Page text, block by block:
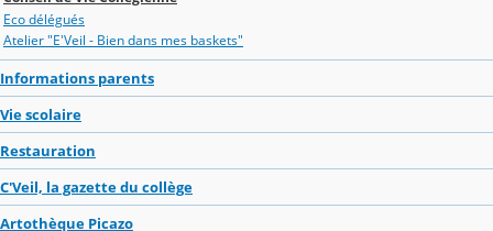
Eco délégués
Atelier "E'Veil - Bien dans mes baskets"
Informations parents
Vie scolaire
Restauration
C'Veil, la gazette du collège
Artothèque Picazo